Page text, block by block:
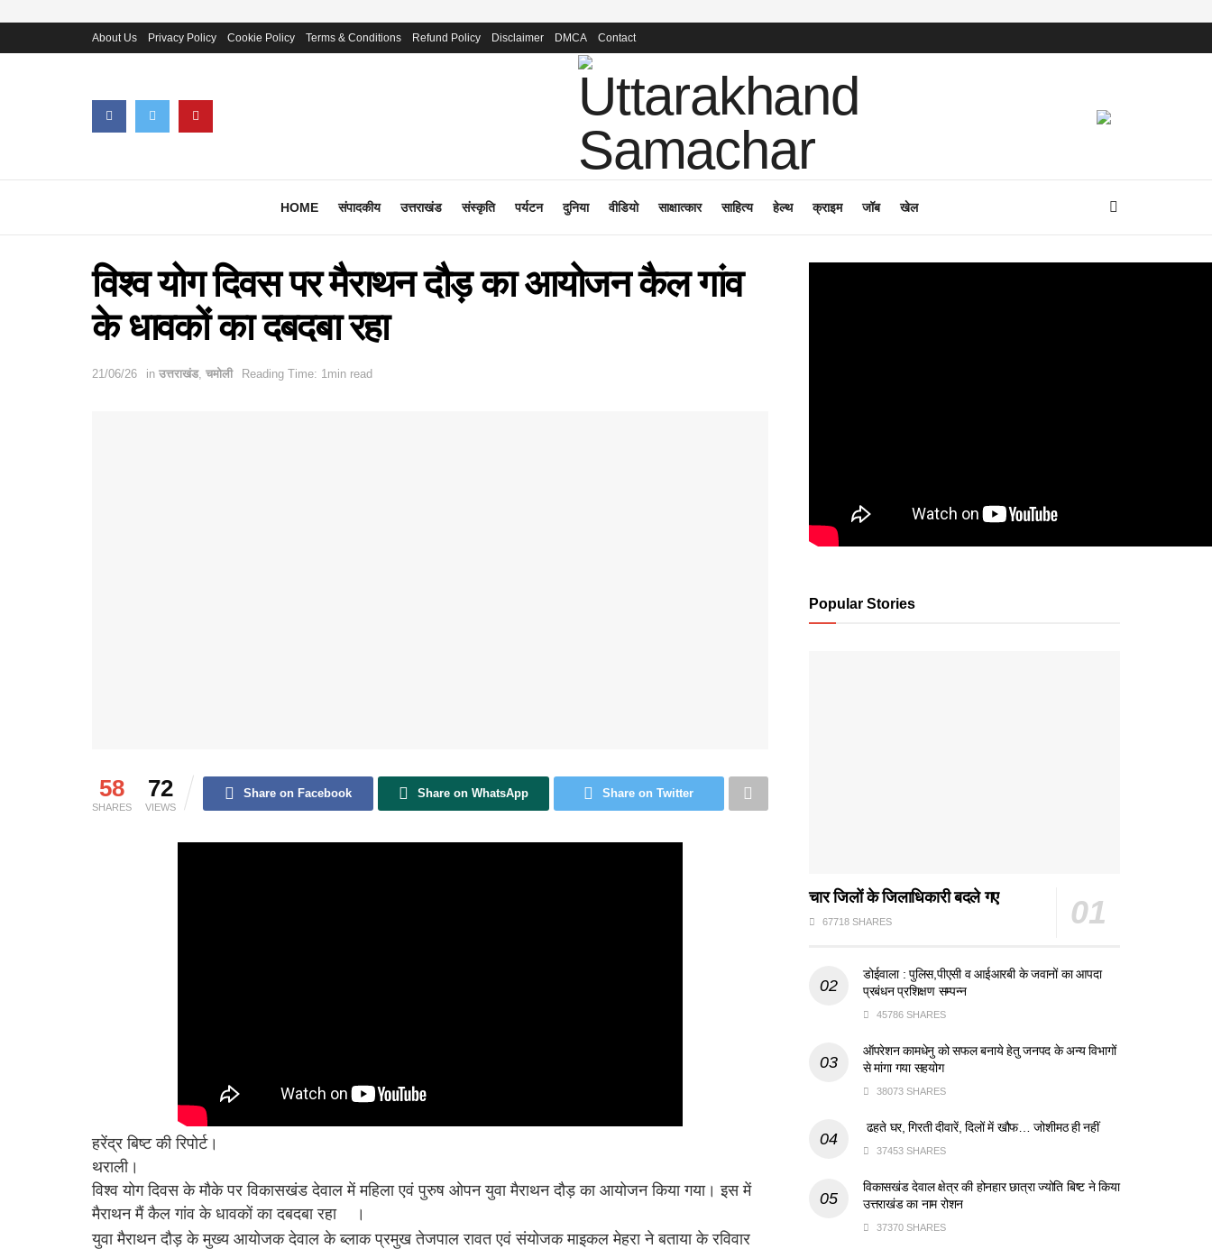
About Us Privacy Policy Cookie Policy Terms & Conditions Refund Policy Disclaimer DMCA Contact
HOME संपादकीय उत्तराखंड संस्कृति पर्यटन दुनिया वीडियो साक्षात्कार साहित्य हेल्थ क्राइम जॉब खेल
विश्व योग दिवस पर मैराथन दौड़ का आयोजन कैल गांव
के धावकों का दबदबा रहा
21/06/26 in उत्तराखंड, चमोली Reading Time: 1min read
58
SHARES
72
VIEWS
Share on Facebook Share on WhatsApp Share on Twitter
हरेंद्र बिष्ट की रिपोर्ट।
थराली।
विश्व योग दिवस के मौके पर विकासखंड देवाल में महिला एवं पुरुष ओपन युवा मैराथन दौड़ का आयोजन किया गया। इस में
मैराथन मैं कैल गांव के धावकों का दबदबा रहा
।
युवा मैराथन दौड़ के मुख्य आयोजक देवाल के ब्लाक प्रमुख तेजपाल रावत एवं संयोजक माइकल मेहरा ने बताया के रविवार
Popular Stories
चार जिलों के जिलाधिकारी बदले गए
67718 SHARES
डोईवाला : पुलिस,पीएसी व आईआरबी के जवानों का आपदा
प्रबंधन प्रशिक्षण सम्पन्न
45786 SHARES
ऑपरेशन कामधेनु को सफल बनाये हेतु जनपद के अन्य विभागों
से मांगा गया सहयोग
38073 SHARES
ढहते घर, गिरती दीवारें, दिलों में खौफ… जोशीमठ ही नहीं
37453 SHARES
विकासखंड देवाल क्षेत्र की होनहार छात्रा ज्योति बिष्ट ने किया
उत्तराखंड का नाम रोशन
37370 SHARES